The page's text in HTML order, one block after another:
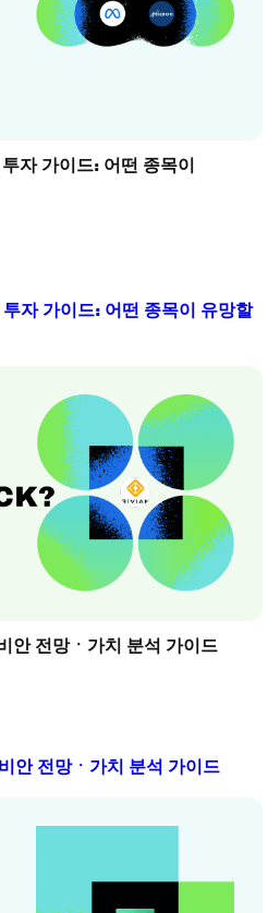
자 가이드: 어떤 종목이
자 가이드: 어떤 종목이 유망할
안 전망ㆍ가치 분석 가이드
안 전망ㆍ가치 분석 가이드